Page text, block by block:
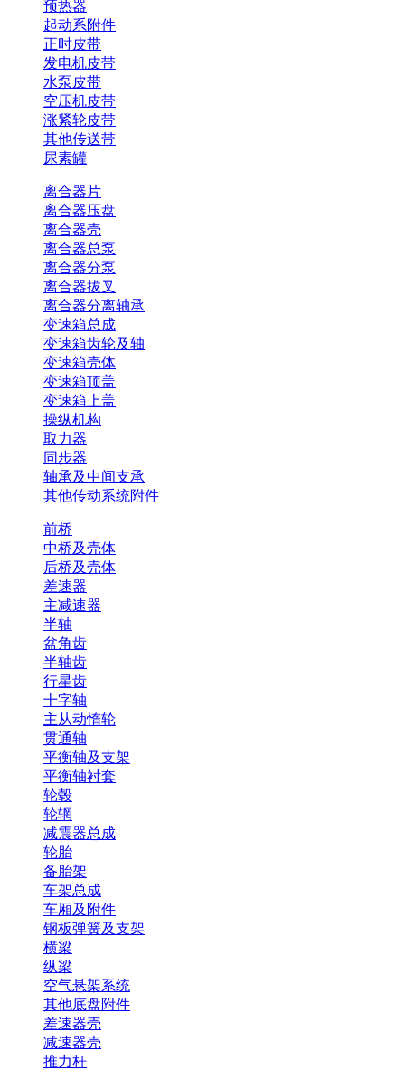
预热器
起动系附件
正时皮带
发电机皮带
水泵皮带
空压机皮带
涨紧轮皮带
其他传送带
尿素罐
离合器片
离合器压盘
离合器壳
离合器总泵
离合器分泵
离合器拔叉
离合器分离轴承
变速箱总成
变速箱齿轮及轴
变速箱壳体
变速箱顶盖
变速箱上盖
操纵机构
取力器
同步器
轴承及中间支承
其他传动系统附件
前桥
中桥及壳体
后桥及壳体
差速器
主减速器
半轴
盆角齿
半轴齿
行星齿
十字轴
主从动惰轮
贯通轴
平衡轴及支架
平衡轴衬套
轮毂
轮辋
减震器总成
轮胎
备胎架
车架总成
车厢及附件
钢板弹簧及支架
横梁
纵梁
空气悬架系统
其他底盘附件
差速器壳
减速器壳
推力杆